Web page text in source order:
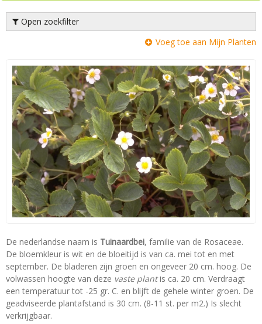
Open zoekfilter
Voeg toe aan Mijn Planten
De nederlandse naam is Tuinaardbei, familie van de Rosaceae.
De bloemkleur is wit en de bloeitijd is van ca. mei tot en met
september. De bladeren zijn groen en ongeveer 20 cm. hoog. De
volwassen hoogte van deze vaste plantis ca. 20 cm. Verdraagt
een temperatuur tot -25 gr. C. en blijft de gehele winter groen. De
geadviseerde plantafstand is 30 cm. (8-11 st. per m2.) Is slecht
verkrijgbaar.